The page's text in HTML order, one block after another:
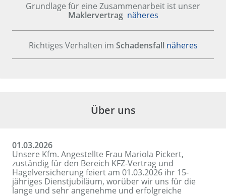
Grundlage für eine Zusammenarbeit ist unser
Maklervertrag näheres
Richtiges Verhalten im Schadensfall näheres
Über uns
01.03.2026
Unsere Kfm. Angestellte Frau Mariola Pickert,
zuständig für den Bereich KFZ-Vertrag und
Hagelversicherung feiert am 01.03.2026 ihr 15-
jähriges Dienstjubiläum, worüber wir uns für die
lange und sehr angenehme und erfolgreiche